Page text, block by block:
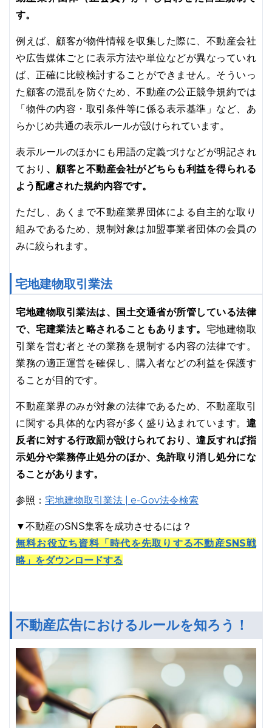
す。
例えば、顧客が物件情報を収集した際に、不動産会社
や広告媒体ごとに表示方法や単位などが異なっていれ
ば、正確に比較検討することができません。そういっ
た顧客の混乱を防ぐため、不動産の公正競争規約では
「物件の内容・取引条件等に係る表示基準」など、あ
らかじめ共通の表示ルールが設けられています。
表示ルールのほかにも用語の定義づけなどが明記され
ており 、顧客と不動産会社がどちらも利益を得られる
よう配慮された規約内容です。
ただし、あくまで不動産業界団体による自主的な取り
組みであるため、規制対象は加盟事業者団体の会員の
みに絞られます。
宅地建物取引業法
宅地建物取引業法は、国土交通省が所管している法律
で、宅建業法と略されることもあります。 宅地建物取
引業を営む者とその業務を規制する内容の法律です。
業務の適正運営を確保し、購入者などの利益を保護す
ることが目的です。
不動産業界のみが対象の法律であるため、不動産取引
に関する具体的な内容が多く盛り込まれています。 違
反者に対する行政罰が設けられており、違反すれば指
示処分や業務停止処分のほか、免許取り消し処分にな
ることがあります。
参照： 宅地建物取引業法 | e-Gov法令検索
▼不動産のSNS集客を成功させるには？
無料お役立ち資料「時代を先取りする不動産SNS戦
略」をダウンロードする
不動産広告におけるルールを知ろう！